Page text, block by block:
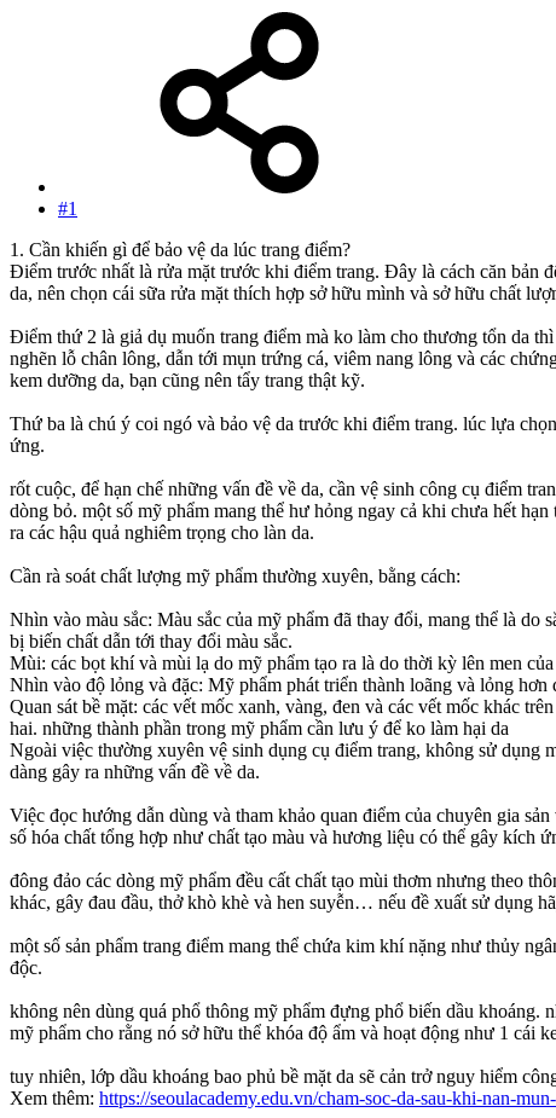
#1
1. Cần khiến gì để bảo vệ da lúc trang điểm?
Điểm trước nhất là rửa mặt trước khi điểm trang. Đây là cách căn bản
da, nên chọn cái sữa rửa mặt thích hợp sở hữu mình và sở hữu chất
Điểm thứ 2 là giả dụ muốn trang điểm mà ko làm cho thương tổn da
nghẽn lỗ chân lông, dẫn tới mụn trứng cá, viêm nang lông và các
kem dưỡng da, bạn cũng nên tẩy trang thật kỹ.
Thứ ba là chú ý coi ngó và bảo vệ da trước khi điểm trang. lúc lựa
ứng.
rốt cuộc, để hạn chế những vấn đề về da, cần vệ sinh công cụ điểm
dòng bỏ. một số mỹ phẩm mang thể hư hỏng ngay cả khi chưa hết
ra các hậu quả nghiêm trọng cho làn da.
Cần rà soát chất lượng mỹ phẩm thường xuyên, bằng cách:
Nhìn vào màu sắc: Màu sắc của mỹ phẩm đã thay đổi, mang thể là
bị biến chất dẫn tới thay đổi màu sắc.
Mùi: các bọt khí và mùi lạ do mỹ phẩm tạo ra là do thời kỳ lên men
Nhìn vào độ lỏng và đặc: Mỹ phẩm phát triển thành loãng và lỏng
Quan sát bề mặt: các vết mốc xanh, vàng, đen và các vết mốc khác
hai. những thành phần trong mỹ phẩm cần lưu ý để ko làm hại da
Ngoài việc thường xuyên vệ sinh dụng cụ điểm trang, không sử dụng
dàng gây ra những vấn đề về da.
Việc đọc hướng dẫn dùng và tham khảo quan điểm của chuyên gia
số hóa chất tổng hợp như chất tạo màu và hương liệu có thể gây kích
đông đảo các dòng mỹ phẩm đều cất chất tạo mùi thơm nhưng theo
khác, gây đau đầu, thở khò khè và hen suyễn… nếu đề xuất sử dụng
một số sản phẩm trang điểm mang thể chứa kim khí nặng như thủy
độc.
không nên dùng quá phổ thông mỹ phẩm đựng phổ biến dầu
mỹ phẩm cho rằng nó sở hữu thể khóa độ ẩm và hoạt động như 1 cái
tuy nhiên, lớp dầu khoáng bao phủ bề mặt da sẽ cản trở nguy hiểm
Xem thêm: https://seoulacademy.edu.vn/cham-soc-da-sau-khi-nan-